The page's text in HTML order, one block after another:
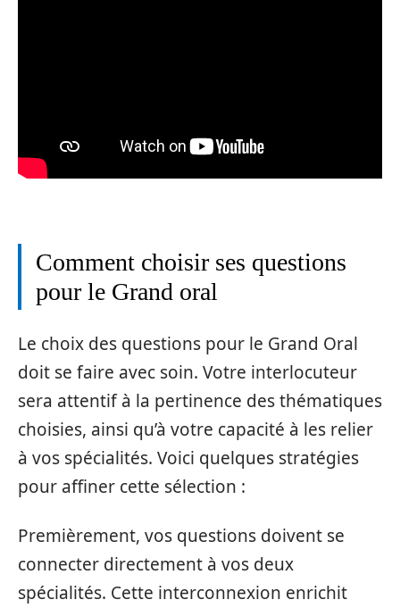
Comment choisir ses questions
pour le Grand oral
Le choix des questions pour le Grand Oral
doit se faire avec soin. Votre interlocuteur
sera attentif à la pertinence des thématiques
choisies, ainsi qu’à votre capacité à les relier
à vos spécialités. Voici quelques stratégies
pour affiner cette sélection :
Premièrement, vos questions doivent se
connecter directement à vos deux
spécialités. Cette interconnexion enrichit